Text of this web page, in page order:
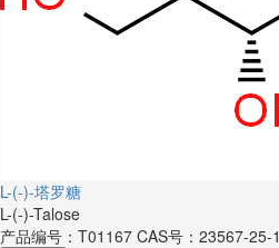
L-(-)-塔罗糖
L-(-)-Talose
产品编号：T01167 CAS号：23567-25-1